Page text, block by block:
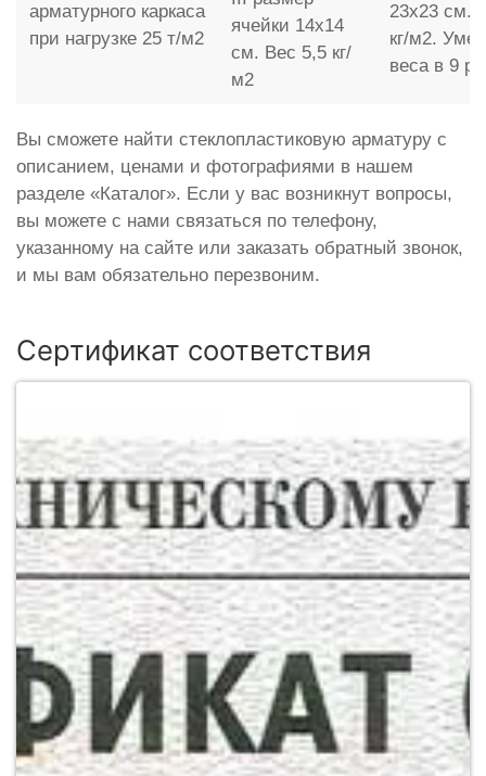
арматурного каркаса
при нагрузке 25 т/м2
ячейки 14x14
см. Вес 5,5 кг/
м2
23x23 см.
кг/м2.
веса в 9
Вы сможете найти стеклопластиковую арматуру с
описанием, ценами и фотографиями в нашем
разделе «Каталог». Если у вас возникнут вопросы,
вы можете с нами связаться по телефону,
указанному на сайте или заказать обратный звонок,
и мы вам обязательно перезвоним.
Сертификат соответствия